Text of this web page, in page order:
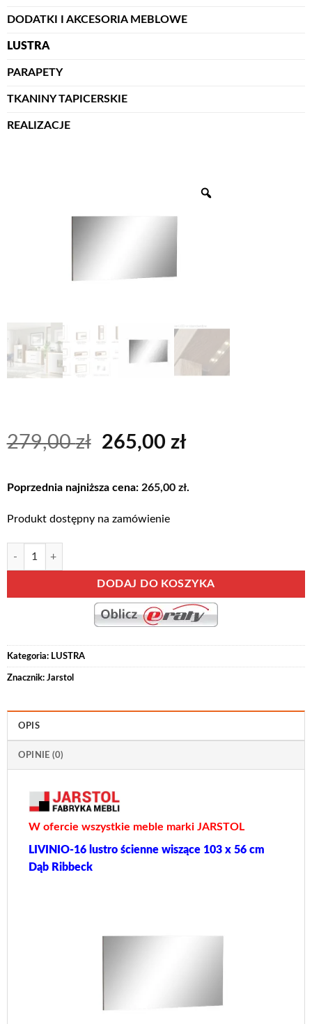
DODATKI I AKCESORIA MEBLOWE
LUSTRA
PARAPETY
TKANINY TAPICERSKIE
REALIZACJE
279,00zł Pierwotna
wynosiła:
265,00złAktualna
wynosi:
Poprzednia najniższa cena: 265,00 zł.
Produkt dostępny na zamówienie
ilość LIVINIO-16 lustro ścienne wiszące 103 x 56 cm Dąb Ribbeck
DODAJ DO KOSZYKA
Alternative:
Kategoria: LUSTRA
Znacznik: Jarstol
OPIS
OPINIE (0)
W ofercie wszystkie meble marki JARSTOL
LIVINIO-16 lustro ścienne wiszące 103 x 56 cm
Dąb Ribbeck